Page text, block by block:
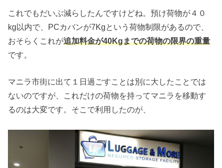
これでもだいぶ減らしたんですけどね。預け荷物が４０
kg以内で、PCカバンが7Kgという荷物制限があるので、
おそらくこれが追加料金が40Kgまでの荷物の限界の重量
です。
マニラ市街に出て１日過ごすことは別に大したことでは
ないのですが、これだけの荷物を持ってマニラを移動す
るのは大変です。そこで利用したのが、